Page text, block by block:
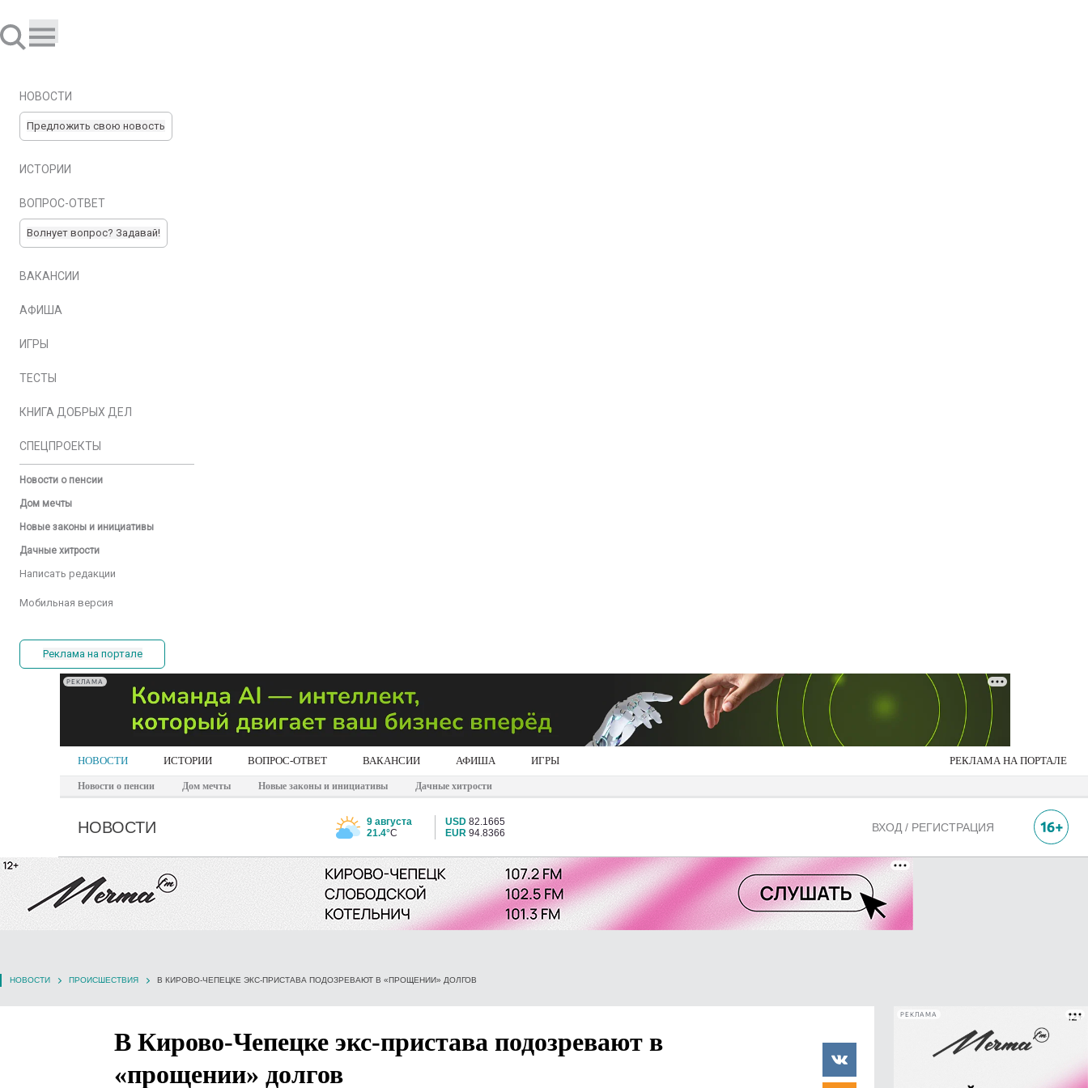
НОВОСТИ
Предложить свою новость
ИСТОРИИ
ВОПРОС-ОТВЕТ
Волнует вопрос? Задавай!
ВАКАНСИИ
АФИША
ИГРЫ
ТЕСТЫ
КНИГА ДОБРЫХ ДЕЛ
СПЕЦПРОЕКТЫ
Новости о пенсии
Дом мечты
Новые законы и инициативы
Дачные хитрости
Написать редакции
Мобильная версия
Реклама на портале
РЕКЛАМА
НОВОСТИ ИСТОРИИ ВОПРОС-ОТВЕТ ВАКАНСИИ АФИША ИГРЫ РЕКЛАМА НА ПОРТАЛЕ
Новости о пенсии Дом мечты Новые законы и инициативы Дачные хитрости
НОВОСТИ
9 августа
21.4°C
USD 82.1665
EUR 94.8366 ВХОД / РЕГИСТРАЦИЯ
НОВОСТИ ПРОИСШЕСТВИЯ В КИРОВО-ЧЕПЕЦКЕ ЭКС-ПРИСТАВА ПОДОЗРЕВАЮТ В «ПРОЩЕНИИ» ДОЛГОВ
В Кирово-Чепецке экс-пристава подозревают в
«прощении» долгов
РЕКЛАМА